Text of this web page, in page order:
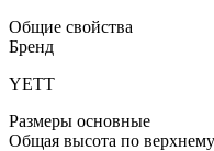
Общие свойства
Бренд
YETT
Размеры основные
Общая высота по